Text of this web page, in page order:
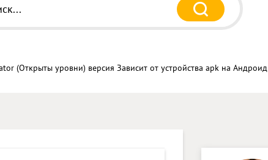
(Открыты уровни) версия Зависит от устройства apk на Андроид